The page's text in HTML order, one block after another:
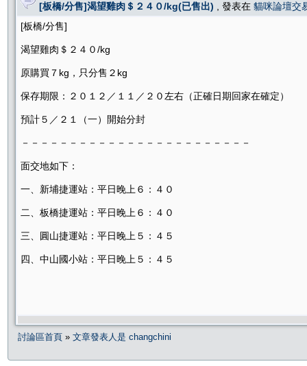
[板橋/分售]渴望雞肉＄２４０/kg(已售出) , 發表在 貓咪論壇交
[板橋/分售]
渴望雞肉＄２４０/kg
原購買７kg，只分售２kg
保存期限：２０１２／１１／２０左右（正確日期回家在確定）
預計５／２１（一）開始分封
－－－－－－－－－－－－－－－－－－－－－－－－
面交地如下：
一、新埔捷運站：平日晚上６：４０
二、板橋捷運站：平日晚上６：４０
三、圓山捷運站：平日晚上５：４５
四、中山國小站：平日晚上５：４５
討論區首頁 » 文章發表人是 changchini